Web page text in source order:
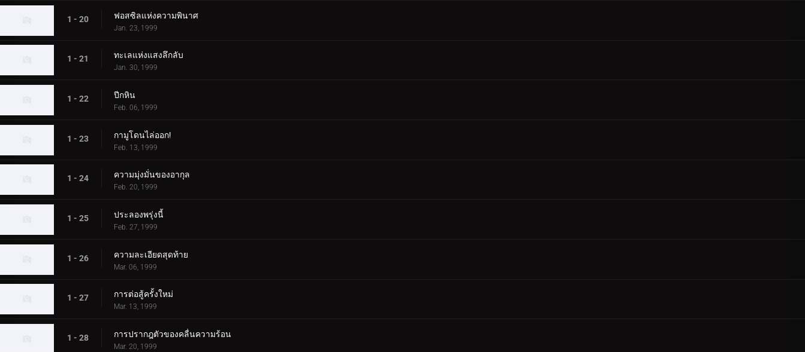
1 - 20 ฟอสซิลแห่งความพินาศ
Jan. 23, 1999
1 - 21 ทะเลแห่งแสงลึกลับ
Jan. 30, 1999
1 - 22 ปีกหิน
Feb. 06, 1999
1 - 23 กามูโดนไล่ออก!
Feb. 13, 1999
1 - 24 ความมุ่งมั่นของอากุล
Feb. 20, 1999
1 - 25 ประลองพรุ่งนี้
Feb. 27, 1999
1 - 26 ความละเอียดสุดท้าย
Mar. 06, 1999
1 - 27 การต่อสู้ครั้งใหม่
Mar. 13, 1999
1 - 28 การปรากฎตัวของคลื่นความร้อน
Mar. 20, 1999